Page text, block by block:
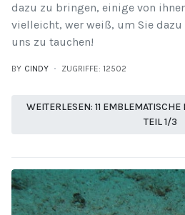
dazu zu bringen, einige von
vielleicht, wer weiß, um Sie
uns zu tauchen!
BY CINDY ZUGRIFFE: 12502
WEITERLESEN: 11
TEIL 1/3